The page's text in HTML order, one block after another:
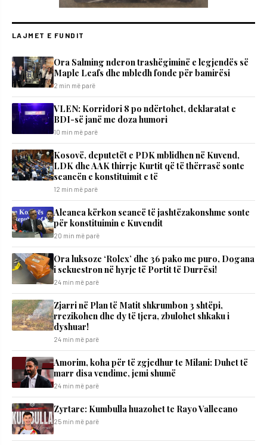
LAJMET E FUNDIT
Ora Salming nderon trashëgiminë e legjendës së
Maple Leafs dhe mbledh fonde për bamirësi
2 min më parë
VLEN: Korridori 8 po ndërtohet, deklaratat e
BDI-së janë me doza ​humori
10 min më parë
Kosovë, deputetët e PDK mblidhen në Kuvend,
LDK dhe AAK thirrje Kurtit që të thërrasë sonte
seancën e konstituimit e të
12 min më parë
Aleanca kërkon seancë të jashtëzakonshme sonte
për konstituimin e Kuvendit
20 min më parë
Ora luksoze ‘Rolex’ dhe 36 pako me puro, Dogana
i sekuestron në hyrje të Portit të Durrësi!
24 min më parë
Zjarri në Plan të Matit shkrumbon 3 shtëpi,
rrezikohen dhe dy të tjera, zbulohet shkaku i
dyshuar!
24 min më parë
Amorim, koha për të zgjedhur te Milani: Duhet të
marr disa vendime, jemi shumë
24 min më parë
Zyrtare: Kumbulla huazohet te Rayo Vallecano
25 min më parë